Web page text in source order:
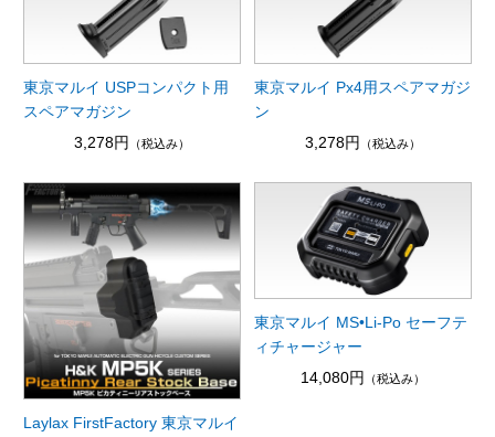
東京マルイ USPコンパクト用
スペアマガジン
3,278円
（税込み）
東京マルイ Px4用スペアマガジ
ン
3,278円
（税込み）
Laylax FirstFactory 東京マルイ
東京マルイ MS•Li-Po セーフテ
ィチャージャー
14,080円
（税込み）